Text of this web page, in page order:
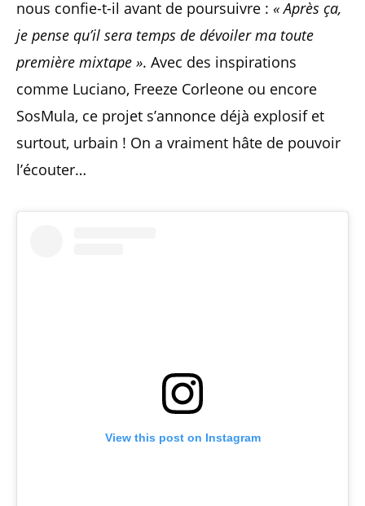
nous confie-t-il avant de poursuivre : « Après ça,
je pense qu’il sera temps de dévoiler ma toute
première mixtape ». Avec des inspirations
comme Luciano, Freeze Corleone ou encore
SosMula, ce projet s’annonce déjà explosif et
surtout, urbain ! On a vraiment hâte de pouvoir
l’écouter…
View this post on Instagram